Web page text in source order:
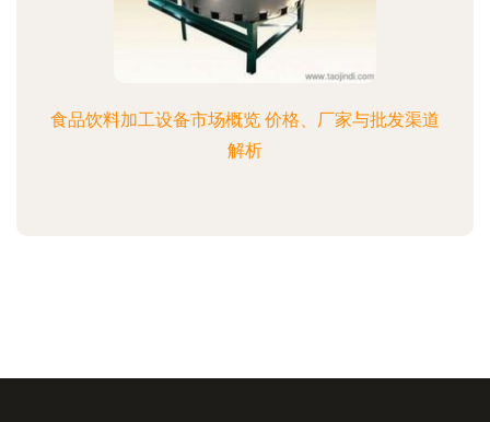
食品饮料加工设备市场概览 价格、厂家与批发渠道
解析